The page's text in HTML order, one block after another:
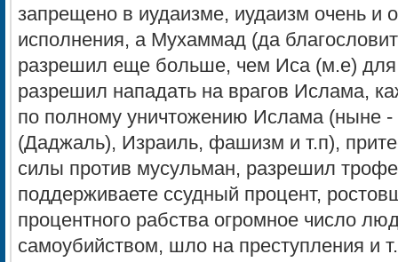
запрещено в иудаизме, иудаизм очень и
исполнения, а Мухаммад (да
разрешил еще больше, чем Иса (м.е) для
разрешил нападать на врагов Ислама,
по полному уничтожению Ислама (ныне -
(Даджаль), Израиль, фашизм и т.п),
силы против мусульман, разрешил
поддерживаете ссудный процент,
процентного рабства огромное число
самоубийством, шло на преступления и